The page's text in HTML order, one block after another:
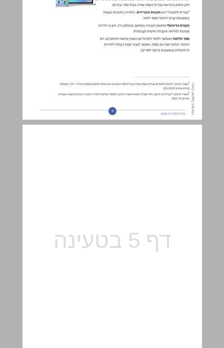
מטרות התוכנית ... 5